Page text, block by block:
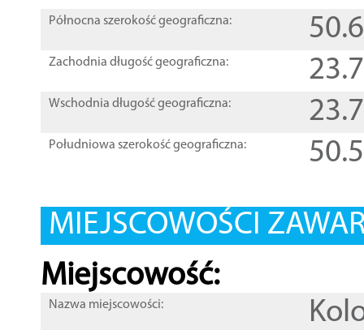
Północna szerokość geograficzna:
Zachodnia długość geograficzna:
Wschodnia długość geograficzna:
Południowa szerokość geograficzna:
MIEJSCOWOŚCI
Miejscowość:
Nazwa miejscowości: